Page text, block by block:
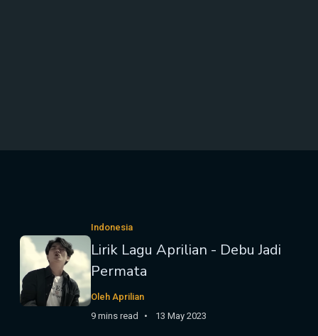
Indonesia
Lirik Lagu Aprilian - Debu Jadi
Permata
Oleh Aprilian
9 mins read
13 May 2023